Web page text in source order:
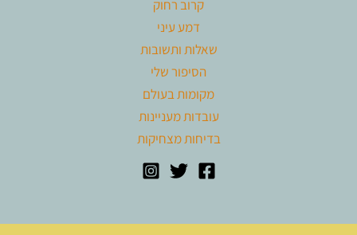
קרוב רחוק
דמע עיני
שאלות ותשובות
הסיפור שלי
מקומות בעולם
עובדות מעניינות
בדיחות מצחיקות